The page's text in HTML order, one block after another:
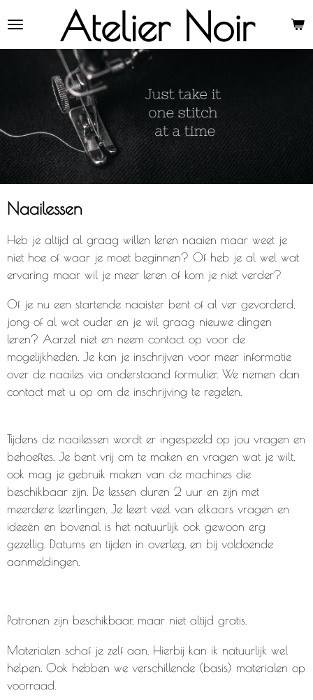
direct
naar
hoofdinhoud
Atelier Noir
Naailessen
Heb je altijd al graag willen leren naaien maar weet je
niet hoe of waar je moet beginnen? Of heb je al wel wat
ervaring maar wil je meer leren of kom je niet verder?
Of je nu een startende naaister bent of al ver gevorderd,
jong of al wat ouder en je wil graag nieuwe dingen
leren? Aarzel niet en neem contact op voor de
mogelijkheden. Je kan je inschrijven voor meer informatie
over de naailes via onderstaand formulier. We nemen dan
contact met u op om de inschrijving te regelen.
Tijdens de naailessen wordt er ingespeeld op jou vragen en
behoeftes. Je bent vrij om te maken en vragen wat je wilt,
ook mag je gebruik maken van de machines die
beschikbaar zijn. De lessen duren 2 uur en zijn met
meerdere leerlingen, Je leert veel van elkaars vragen en
ideeën en bovenal is het natuurlijk ook gewoon erg
gezellig. Datums en tijden in overleg, en bij voldoende
aanmeldingen.
Patronen zijn beschikbaar, maar niet altijd gratis.
Materialen schaf je zelf aan. Hierbij kan ik natuurlijk wel
helpen. Ook hebben we verschillende (basis) materialen op
voorraad.